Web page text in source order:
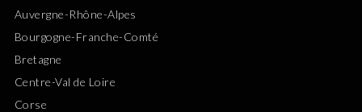
Auvergne-Rhône-Alpes
Bourgogne-Franche-Comté
Bretagne
Centre-Val de Loire
Corse